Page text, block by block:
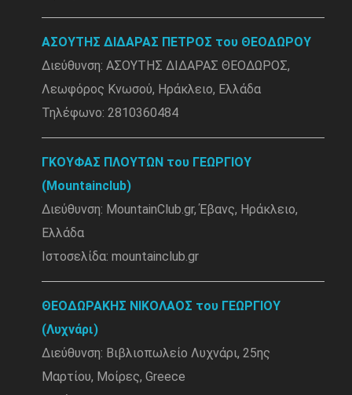
ΑΣΟΥΤΗΣ ΔΙΔΑΡΑΣ ΠΕΤΡΟΣ του ΘΕΟΔΩΡΟΥ
Διεύθυνση: ΑΣΟΥΤΗΣ ΔΙΔΑΡΑΣ ΘΕΟΔΩΡΟΣ,
Λεωφόρος Κνωσού, Ηράκλειο, Ελλάδα
Τηλέφωνο: 2810360484
ΓΚΟΥΦΑΣ ΠΛΟΥΤΩΝ του ΓΕΩΡΓΙΟΥ
(Mountainclub)
Διεύθυνση: MountainClub.gr, Έβανς, Ηράκλειο,
Ελλάδα
Ιστοσελίδα: mountainclub.gr
ΘΕΟΔΩΡΑΚΗΣ ΝΙΚΟΛΑΟΣ του ΓΕΩΡΓΙΟΥ
(Λυχνάρι)
Διεύθυνση: Βιβλιοπωλείο Λυχνάρι, 25ης
Μαρτίου, Μοίρες, Greece